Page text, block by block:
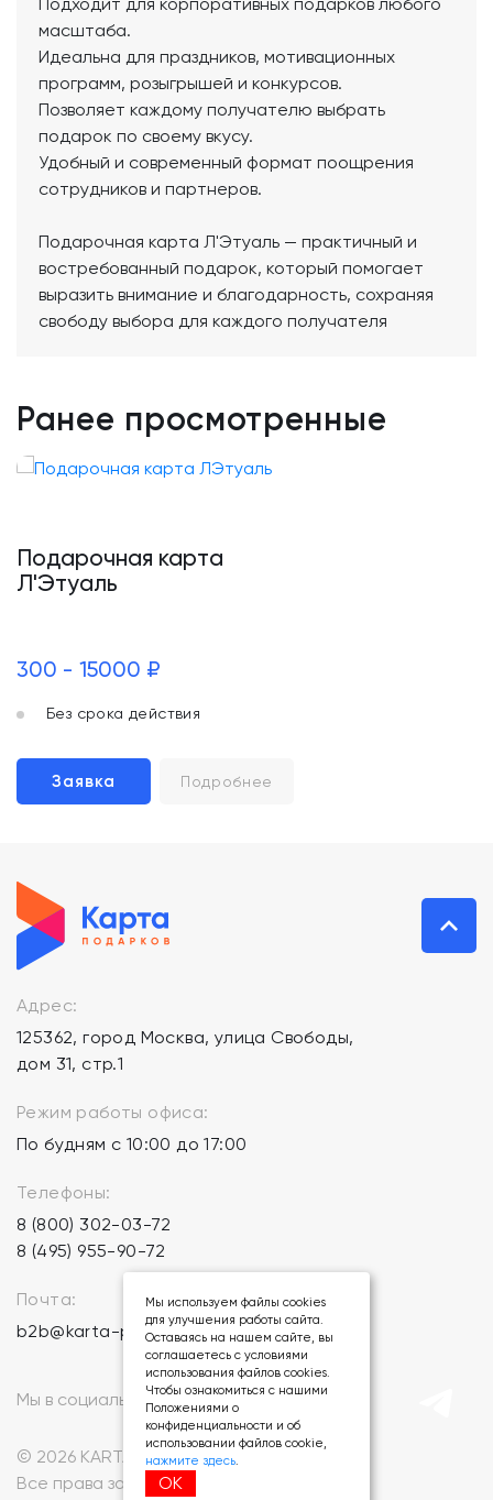
масштаба.
Идеальна для праздников, мотивационных
программ, розыгрышей и конкурсов.
Позволяет каждому получателю выбрать
подарок по своему вкусу.
Удобный и современный формат поощрения
сотрудников и партнеров.
Подарочная карта Л'Этуаль — практичный и
востребованный подарок, который помогает
выразить внимание и благодарность, сохраняя
свободу выбора для каждого получателя
Ранее просмотренные
Подарочная карта
Л'Этуаль
300 - 15000 ₽
Без срока действия
Заявка Подробнее
Адрес:
125362, город Москва, улица Свободы,
дом 31, стр.1
Режим работы офиса:
По будням с 10:00 до 17:00
Телефоны:
8 (800) 302-03-72
8 (495) 955-90-72
Почта:
b2b@karta-podarkov.ru
© 2026 KARTA-PODARKOV.RU.
Все права защищены.
Мы в социальных сетях:
Мы используем файлы cookies
для улучшения работы сайта.
Оставаясь на нашем сайте, вы
соглашаетесь с условиями
использования файлов cookies.
Чтобы ознакомиться с нашими
Положениями о
конфиденциальности и об
использовании файлов cookie,
нажмите здесь.
ОК